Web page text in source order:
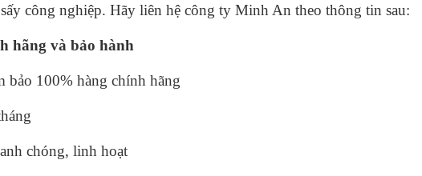
công nghiệp. Hãy liên hệ công ty Minh An theo thông tin sau:
hãng và bảo hành
hàng chính hãng
linh hoạt